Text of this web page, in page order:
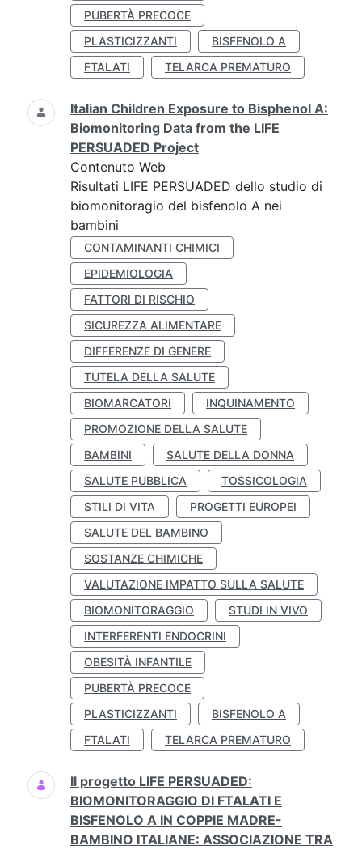
PUBERTÀ PRECOCE
PLASTICIZZANTI
BISFENOLO A
FTALATI
TELARCA PREMATURO
Italian Children Exposure to Bisphenol A:
Biomonitoring Data from the LIFE
PERSUADED Project
Contenuto Web
Risultati LIFE PERSUADED dello studio di
biomonitoragio del bisfenolo A nei
bambini
CONTAMINANTI CHIMICI
EPIDEMIOLOGIA
FATTORI DI RISCHIO
SICUREZZA ALIMENTARE
DIFFERENZE DI GENERE
TUTELA DELLA SALUTE
BIOMARCATORI
INQUINAMENTO
PROMOZIONE DELLA SALUTE
BAMBINI
SALUTE DELLA DONNA
SALUTE PUBBLICA
TOSSICOLOGIA
STILI DI VITA
PROGETTI EUROPEI
SALUTE DEL BAMBINO
SOSTANZE CHIMICHE
VALUTAZIONE IMPATTO SULLA SALUTE
BIOMONITORAGGIO
STUDI IN VIVO
INTERFERENTI ENDOCRINI
OBESITÀ INFANTILE
PUBERTÀ PRECOCE
PLASTICIZZANTI
BISFENOLO A
FTALATI
TELARCA PREMATURO
Il progetto LIFE PERSUADED:
BIOMONITORAGGIO DI FTALATI E
BISFENOLO A IN COPPIE MADRE-
BAMBINO ITALIANE: ASSOCIAZIONE TRA